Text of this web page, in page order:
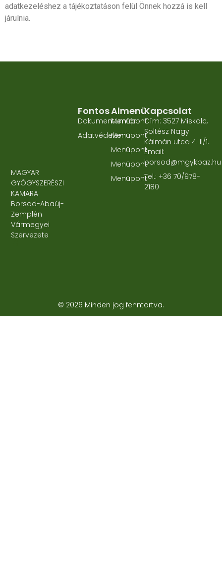
adatkezeléshez a tájékoztatáson felül Önnek hozzá is kell
járulnia.
MAGYAR
GYÓGYSZERÉSZI
KAMARA
Borsod-Abaúj-
Zemplén
Vármegyei
Szervezete
Almenü
Menüpont
Menüpont
Menüpont
Menüpont
Menüpont
Fontos
Dokumentumtár
Adatvédelem
Kapcsolat
Cím: 3527 Miskolc,
Soltész Nagy
Kálmán utca 4. II/1.
Email:
borsod@mgykbaz.hu
Tel.: +36 70/978-
2180
© 2026 Minden jog fenntartva.